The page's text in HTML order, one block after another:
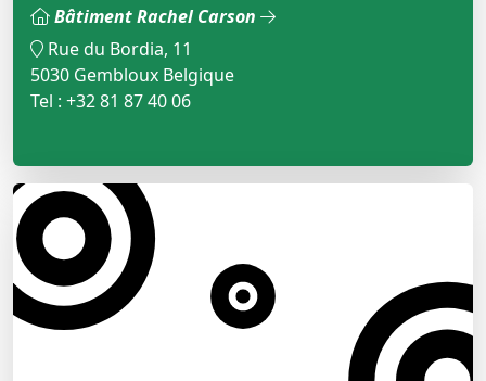
Bâtiment Rachel Carson
Rue du Bordia, 11
5030 Gembloux Belgique
Tel : +32 81 87 40 06